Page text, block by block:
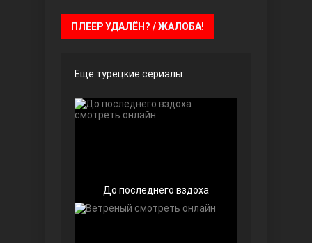
Чёрно-белая любовь
ПЛЕЕР УДАЛЁН? / ЖАЛОБА!
Еще турецкие сериалы:
До последнего вздоха